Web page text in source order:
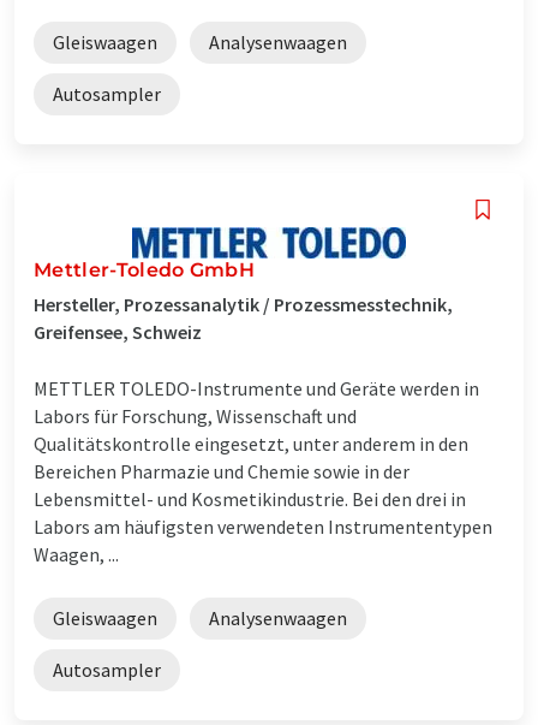
Gleiswaagen Analysenwaagen
Autosampler
Mettler-Toledo GmbH
Hersteller, Prozessanalytik / Prozessmesstechnik,
Greifensee, Schweiz
METTLER TOLEDO-Instrumente und Geräte werden in
Labors für Forschung, Wissenschaft und
Qualitätskontrolle eingesetzt, unter anderem in den
Bereichen Pharmazie und Chemie sowie in der
Lebensmittel- und Kosmetikindustrie. Bei den drei in
Labors am häufigsten verwendeten Instrumententypen
Waagen, ...
Gleiswaagen Analysenwaagen
Autosampler